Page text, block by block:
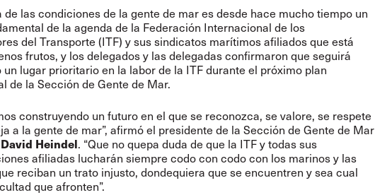
de las condiciones de la gente de mar es desde hace mucho tiempo un
de la agenda de la Federación Internacional de los
del Transporte (ITF) y sus sindicatos marítimos afiliados que está
frutos, y los delegados y las delegadas confirmaron que seguirá
un lugar prioritario en la labor de la ITF durante el próximo plan
de la Sección de Gente de Mar.
construyendo un futuro en el que se reconozca, se valore, se respete
a la gente de mar”, afirmó el presidente de la Sección de Gente de Mar
David Heindel. “Que no quepa duda de que la ITF y todas sus
afiliadas lucharán siempre codo con codo con los marinos y las
reciban un trato injusto, dondequiera que se encuentren y sea cual
que afronten”.